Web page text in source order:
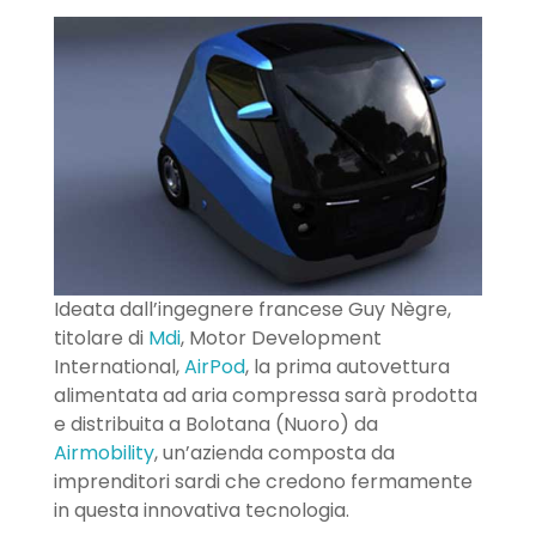
Ideata dall’ingegnere francese Guy Nègre,
titolare di Mdi, Motor Development
International,AirPod, la prima autovettura
alimentata ad aria compressa sarà prodotta
e distribuita a Bolotana (Nuoro) da
Airmobility, un’azienda composta da
imprenditori sardi che credono fermamente
in questa innovativa tecnologia.